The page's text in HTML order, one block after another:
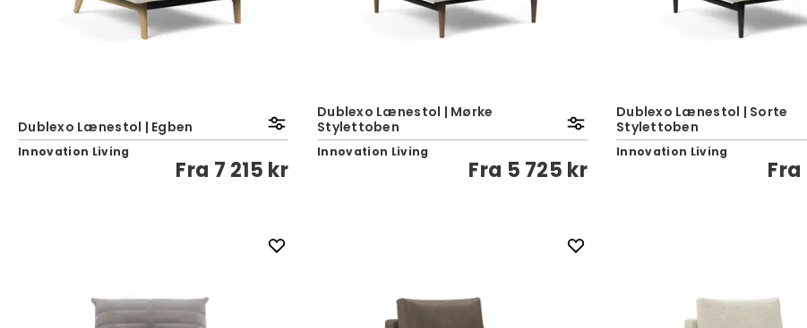
Dublexo Lænestol | Egben
Innovation Living
Fra 7 215 kr
Dublexo Lænestol | Mørke
Stylettoben
Innovation Living
Fra 5 725 kr
Dublexo Lænestol | Sorte
Stylettoben
Innovation Living
Fra